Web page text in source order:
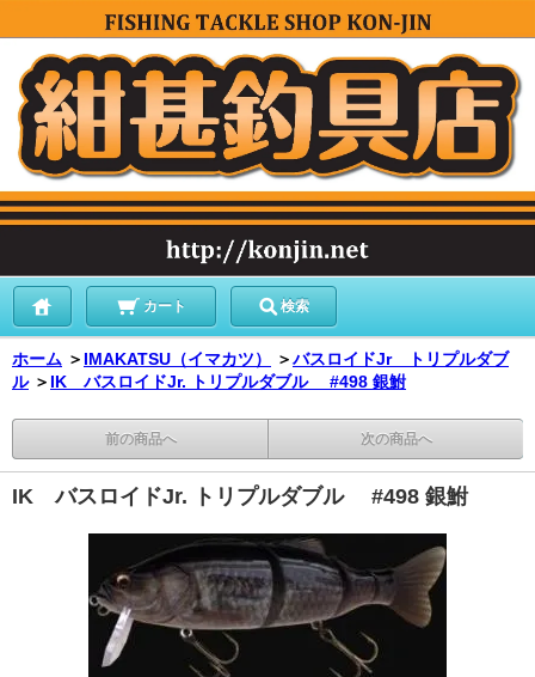
カート 検索
ホーム ＞ IMAKATSU（イマカツ） ＞バスロイドJr トリプルダブ
ル ＞ IK バスロイドJr. トリプルダブル #498 銀鮒
前の商品へ 次の商品へ
IK バスロイドJr. トリプルダブル #498 銀鮒